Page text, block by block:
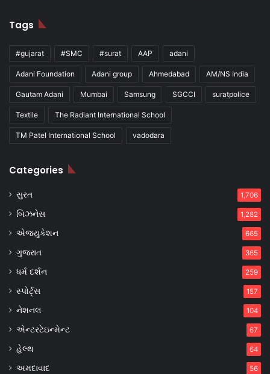
Tags
#gujarat #SMC #surat AAP adani
Adani Foundation Adani group Ahmedabad AM/NS India
Gautam Adani Mumbai Samsung SGCCI suratpolice
Textile The Radiant International School
TM Patel International School vadodara
Categories
સુરત 1,706
બિઝનેસ 1,282
એજ્યુકેશન 665
ગુજરાત 365
ધર્મ દર્શન 259
સ્પોર્ટ્સ 157
નેશનલ 104
એન્ટરટેઇન્મેન્ટ 67
હેલ્થ 64
અમદાવાદ 56